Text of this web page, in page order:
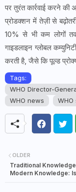
पर तुरंत कार्रवाई करने की
प्रोडक्शन में तेज़ी से
10% से भी कम लोगों
गाइडलाइन ग्लोबल
करती है, जैसे कि पूल्ड
Tags:
WHO Director-
WHO news
WHO
OLDER
Traditional
Modern Knowledge: